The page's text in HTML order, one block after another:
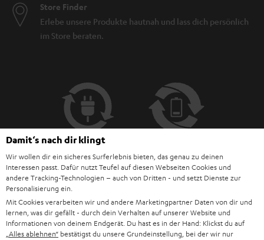
Store Finder
Erlebe unsere Produkte hautnah und lass dich persönlich
im Store beraten.
BIS ZU
45 €
RABATT
Damit‘s nach dir klingt
Wir wollen dir ein sicheres Surferlebnis bieten, das genau zu deinen
Interessen passt. Dafür nutzt Teufel auf diesen Webseiten Cookies und
andere Tracking-Technologien – auch von Dritten - und setzt Dienste zur
Personalisierung ein.
Mit Cookies verarbeiten wir und andere Marketingpartner Daten von dir und
lernen, was dir gefällt - durch dein Verhalten auf unserer Website und
Informationen von deinem Endgerät. Du hast es in der Hand: Klickst du auf
„Alles ablehnen“ bestätigst du unsere Grundeinstellung, bei der wir nur